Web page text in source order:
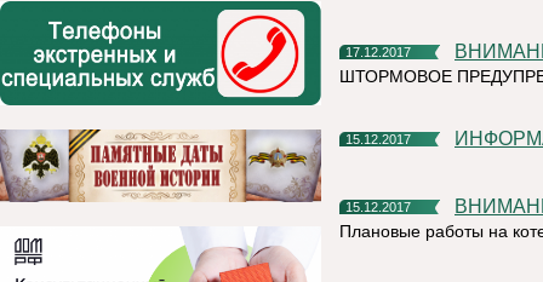
17.12.2017
ШТОРМОВОЕ
15.12.2017
15.12.2017
Плановые работы на